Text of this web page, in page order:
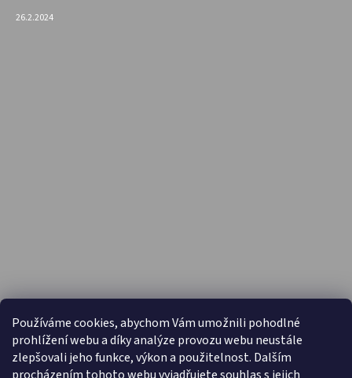
Používáme cookies, abychom Vám umožnili pohodlné
prohlížení webu a díky analýze provozu webu neustále
zlepšovali jeho funkce, výkon a použitelnost. Dalším
26.2.2024
PŘIJÍMÁME ONLINE PLATBY